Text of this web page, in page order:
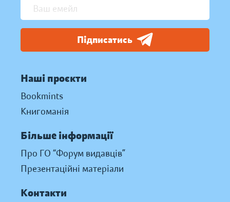
Підписатись
Наші проєкти
Bookmints
Книгоманія
Більше інформації
Про ГО “Форум видавців”
Презентаційні матеріали
Контакти